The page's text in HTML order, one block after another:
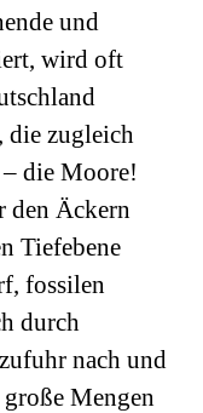
und
wird oft
die zugleich
die Moore!
den Äckern
Tiefebene
fossilen
durch
nach und
große Mengen